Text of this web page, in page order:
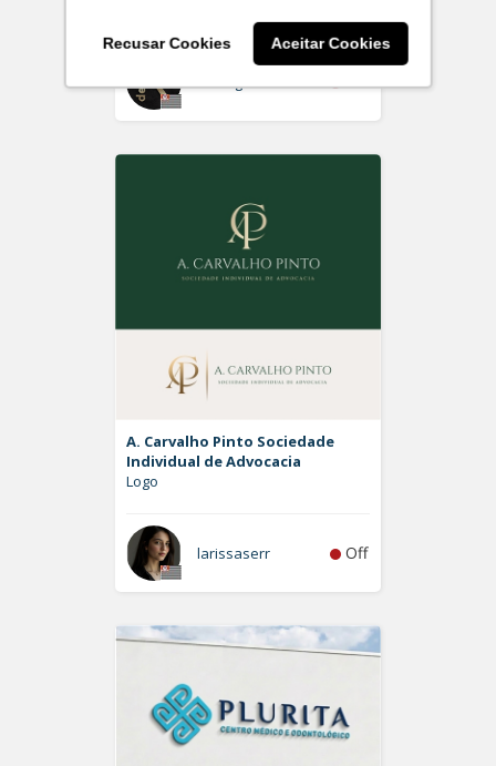
Recusar Cookies Aceitar Cookies
Rdesign SM Off
A. Carvalho Pinto Sociedade
Individual de Advocacia
Logo
larissaserr Off